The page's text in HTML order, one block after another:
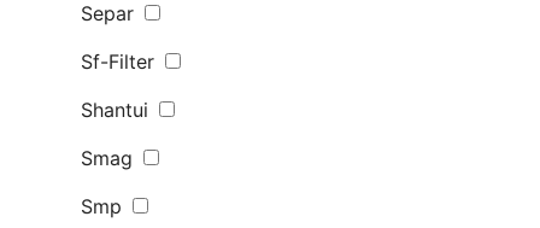
Separ
Sf-Filter
Shantui
Smag
Smp